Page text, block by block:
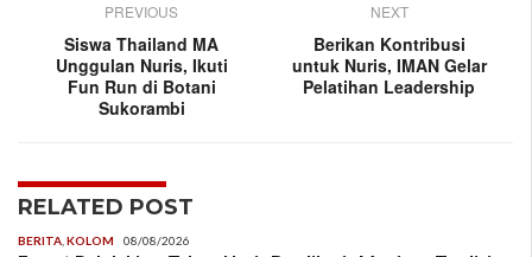
PREVIOUS
Siswa Thailand MA
Unggulan Nuris, Ikuti
Fun Run di Botani
Sukorambi
NEXT
Berikan Kontribusi
untuk Nuris, IMAN Gelar
Pelatihan Leadership
RELATED POST
BERITA KOLOM 08/08/2026